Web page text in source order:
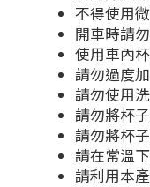
不得使用
開車時請
使用車內
請勿過度
請勿使用
請勿將杯
請勿將杯
請在常溫
請利用本